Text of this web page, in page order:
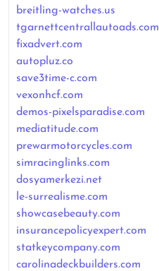
breitling-watches.us
tgarnettcentrallautoads.com
fixadvert.com
autopluz.co
save3time-c.com
vexonhcf.com
demos-pixelsparadise.com
mediatitude.com
prewarmotorcycles.com
simracinglinks.com
dosyamerkezi.net
le-surrealisme.com
showcasebeauty.com
insurancepolicyexpert.com
statkeycompany.com
carolinadeckbuilders.com